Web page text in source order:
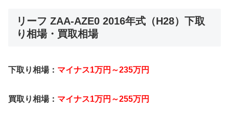
リーフ ZAA-AZE0 2016年式（H28）下取
り相場・買取相場
下取り相場： マイナス1万円～235万円
買取り相場： マイナス1万円～255万円